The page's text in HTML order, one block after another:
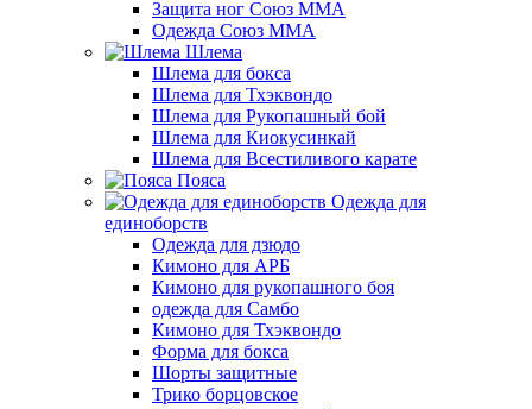
Защита ног Союз ММА
Одежда Союз ММА
Шлема
Шлема для бокса
Шлема для Тхэквондо
Шлема для Рукопашный бой
Шлема для Киокусинкай
Шлема для Всестиливого карате
Пояса
Одежда для
единоборств
Одежда для дзюдо
Кимоно для АРБ
Кимоно для рукопашного боя
одежда для Самбо
Кимоно для Тхэквондо
Форма для бокса
Шорты защитные
Трико борцовское